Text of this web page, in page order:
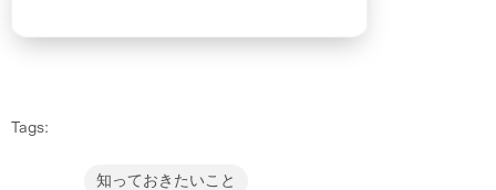
Tags:
知っておきたいこと